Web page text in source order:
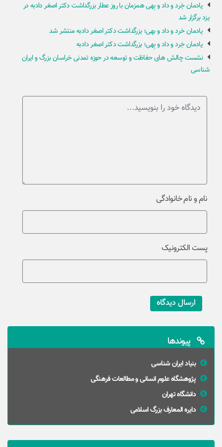
پیوندها
بنیاد ایران شناسی
پژوهشگاه علوم انسانی و مطالعات فرهنگی
دانشگاه تهران
دایره المعارف بزرگ اسلامی
یادمان خِرد و داد و بِهی همزمان با روز عطار بزرگداشت دکتر اصغر دادبه در
یزد برگزار شد
یادمان خرد و داد و بهی؛ بزرگداشت دکتر اصغر دادبه منتشر شد
یادمان خِرد و داد و بِهی؛ بزرگداشت دکتر اصغر دادبه
نشست چالش های حفاظت و توسعه در حوزه تمدنی خراسان بزرگ و ایران
شناسی
نام و نام خانوادگی
پست الکترونیک
ارسال دیدگاه